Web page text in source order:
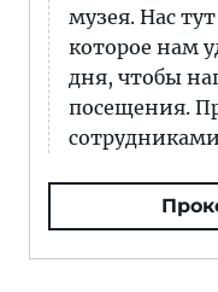
музея. Нас
которое нам
дня, чтобы
посещения.